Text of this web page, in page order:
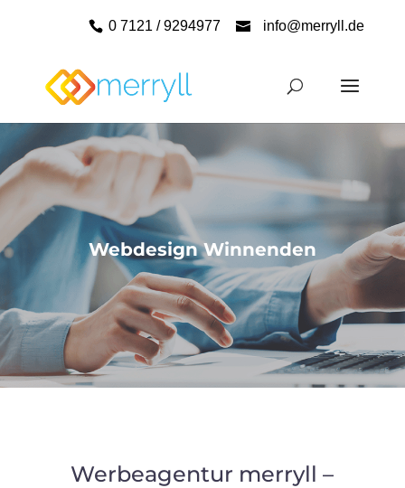
0 7121 / 9294977 info@merryll.de
Webdesign Winnenden
Werbeagentur merryll –